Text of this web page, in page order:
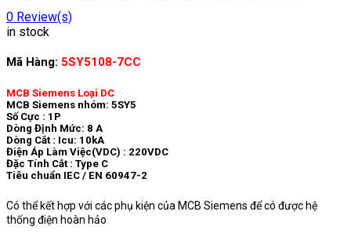
0 Review(s)
in stock
Mã Hàng: 5SY5108-7CC
MCB Siemens Loại DC
MCB Siemens nhóm: 5SY5
Số Cực : 1P
Dòng Định Mức: 8 A
Dòng Cắt : Icu: 10kA
Điện Áp Làm Việc(VDC) : 220VDC
Đặc Tính Cắt : Type C
Tiêu chuẩn IEC / EN 60947-2
Có thể kết hợp với các phụ kiện của MCB Siemens để có được hệ
thống điện hoàn hảo